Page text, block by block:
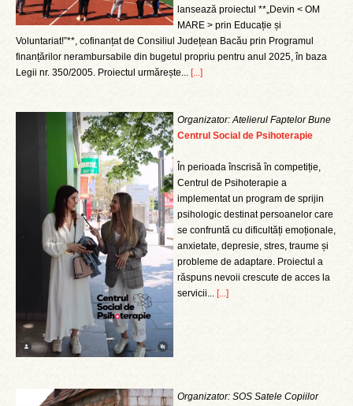
lansează proiectul **„Devin < OM
MARE > prin Educație și
Voluntariat!”**, cofinanțat de Consiliul Județean Bacău prin Programul
finanțărilor nerambursabile din bugetul propriu pentru anul 2025, în baza
Legii nr. 350/2005. Proiectul urmărește... [...]
Organizator: Atelierul Faptelor Bune
Centrul Social de Psihoterapie
În perioada înscrisă în competiție,
Centrul de Psihoterapie a
implementat un program de sprijin
psihologic destinat persoanelor care
se confruntă cu dificultăți emoționale,
anxietate, depresie, stres, traume și
probleme de adaptare. Proiectul a
răspuns nevoii crescute de acces la
servicii... [...]
Organizator: SOS Satele Copiilor